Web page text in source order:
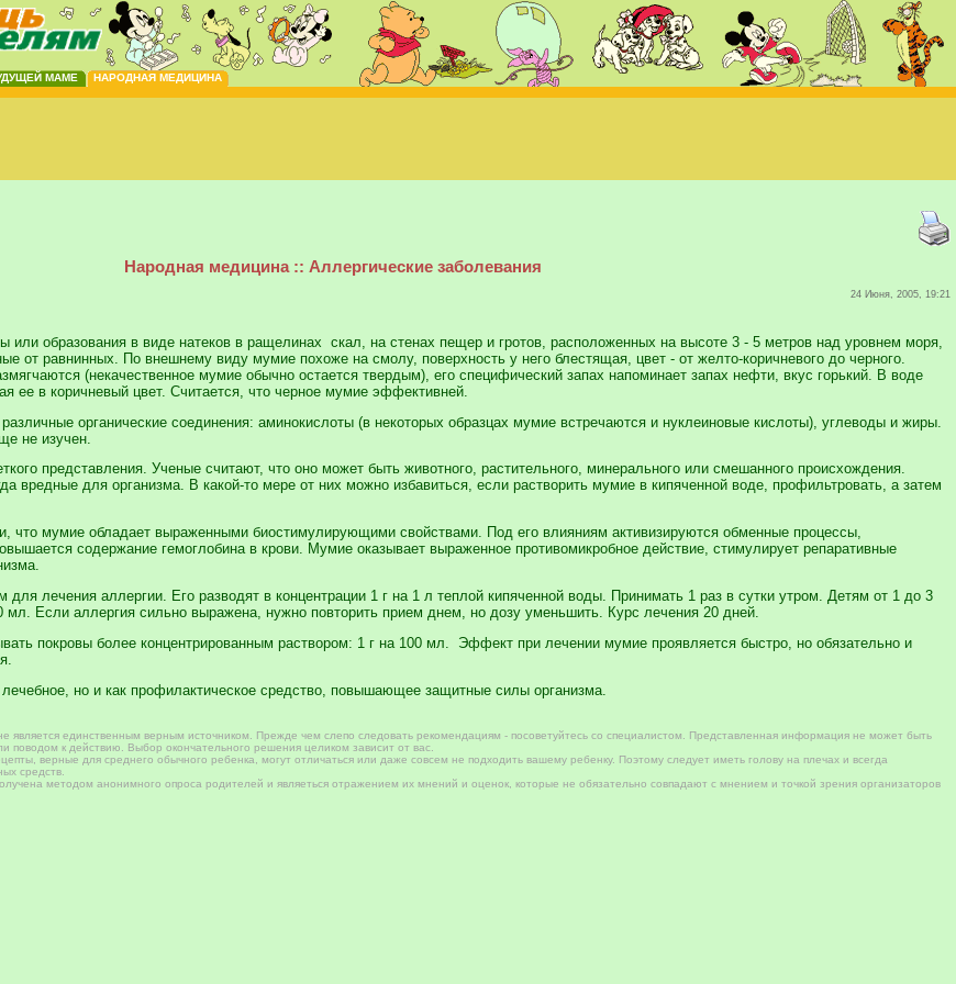
МАМЕ НАРОДНАЯ МЕДИЦИНА
Народная медицина :: Аллергические заболевания
24 Июня, 2005, 19:21
или образования в виде натеков в ращелинах скал, на стенах пещер и гротов, расположенных на высоте 3 - 5 метров над уровнем моря,
от равнинных. По внешнему виду мумие похоже на смолу, поверхность у него блестящая, цвет - от желто-коричневого до черного.
(некачественное мумие обычно остается твердым), его специфический запах напоминает запах нефти, вкус горький. В воде
ее в коричневый цвет. Считается, что черное мумие эффективней.
органические соединения: аминокислоты (в некоторых образцах мумие встречаются и нуклеиновые кислоты), углеводы и жиры.
не изучен.
представления. Ученые считают, что оно может быть животного, растительного, минерального или смешанного происхождения.
вредные для организма. В какой-то мере от них можно избавиться, если растворить мумие в кипяченной воде, профильтровать, а затем
что мумие обладает выраженными биостимулирующими свойствами. Под его влияниям активизируются обменные процессы,
содержание гемоглобина в крови. Мумие оказывает выраженное противомикробное действие, стимулирует репаративные
лечения аллергии. Его разводят в концентрации 1 г на 1 л теплой кипяченной воды. Принимать 1 раз в сутки утром. Детям от 1 до 3
Если аллергия сильно выражена, нужно повторить прием днем, но дозу уменьшить. Курс лечения 20 дней.
покровы более концентрированным раствором: 1 г на 100 мл. Эффект при лечении мумие проявляется быстро, но обязательно и
но и как профилактическое средство, повышающее защитные силы организма.
является единственным верным источником. Прежде чем слепо следовать рекомендациям - посоветуйтесь со специалистом. Представленная информация не может быть
поводом к действию. Выбор окончательного решения целиком зависит от вас.
верные для среднего обычного ребенка, могут отличаться или даже совсем не подходить вашему ребенку. Поэтому следует иметь голову на плечах и всегда
средств.
методом анонимного опроса родителей и являеться отражением их мнений и оценок, которые не обязательно совпадают с мнением и точкой зрения организаторов